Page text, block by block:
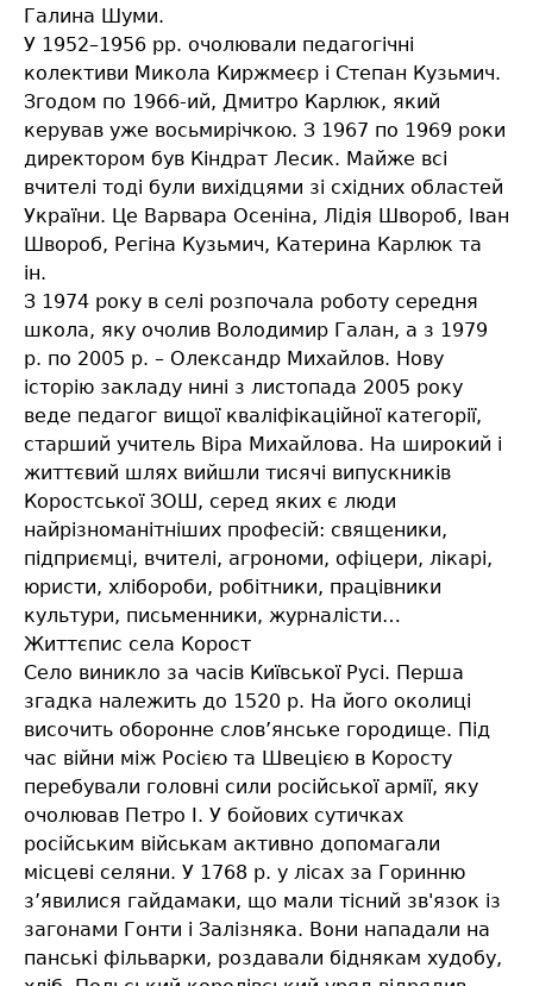
Галина Шуми.
У 1952–1956 рр. очолювали педагогічні
колективи Микола Киржмеєр і Степан Кузьмич.
Згодом по 1966-ий, Дмитро Карлюк, який
керував уже восьмирічкою. З 1967 по 1969 роки
директором був Кіндрат Лесик. Майже всі
вчителі тоді були вихідцями зі східних областей
України. Це Варвара Осеніна, Лідія Швороб, Іван
Швороб, Регіна Кузьмич, Катерина Карлюк та
ін.
З 1974 року в селі розпочала роботу середня
школа, яку очолив Володимир Галан, а з 1979
р. по 2005 р. – Олександр Михайлов. Нову
історію закладу нині з листопада 2005 року
веде педагог вищої кваліфікаційної категорії,
старший учитель Віра Михайлова. На широкий і
життєвий шлях вийшли тисячі випускників
Коростської ЗОШ, серед яких є люди
найрізноманітніших професій: священики,
підприємці, вчителі, агрономи, офіцери, лікарі,
юристи, хлібороби, робітники, працівники
культури, письменники, журналісти…
Життєпис села Корост
Село виникло за часів Київської Русі. Перша
згадка належить до 1520 р. На його околиці
височить оборонне слов’янське городище. Під
час війни між Росією та Швецією в Коросту
перебували головні сили російської армії, яку
очолював Петро І. У бойових сутичках
російським військам активно допомагали
місцеві селяни. У 1768 р. у лісах за Горинню
з’явилися гайдамаки, що мали тісний зв'язок із
загонами Гонти і Залізняка. Вони нападали на
панські фільварки, роздавали біднякам худобу,